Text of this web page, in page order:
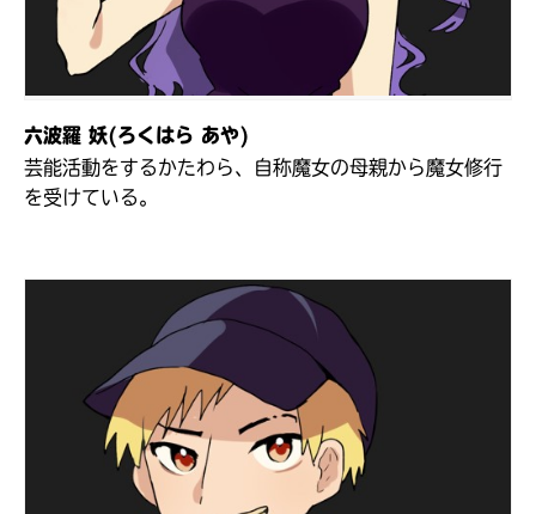
キミに
六波羅 妖(ろくはら あや)
芸能活動をするかたわら、自称魔女の母親から魔女修行
を受けている。